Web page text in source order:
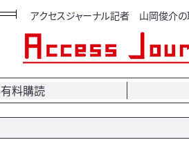
アクセスジャーナル記者 山岡俊介の
有料購読